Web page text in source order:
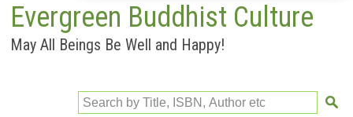
Evergreen Buddhist Culture
May All Beings Be Well and Happy!
Search by Title, ISBN, Author etc